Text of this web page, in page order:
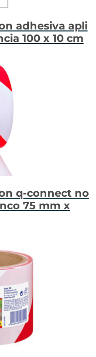
adhesiva apli
100 x 10 cm
q-connect no
75 mm x